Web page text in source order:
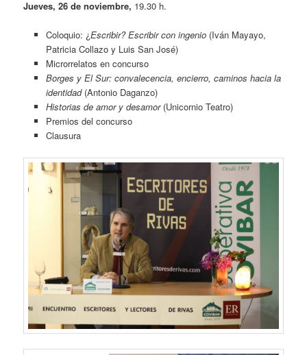
Jueves, 26 de noviembre, 19.30 h.
Coloquio: ¿Escribir? Escribir con ingenio(Iván Mayayo,
Patricia Collazo y Luis San José)
Microrrelatos en concurso
Borges y El Sur: convalecencia, encierro, caminos hacia la
identidad(Antonio Daganzo)
Historias de amor y desamor(Unicornio Teatro)
Premios del concurso
Clausura